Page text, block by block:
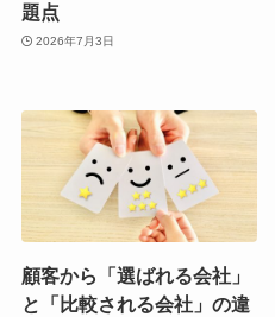
題点
2026年7月3日
顧客から「選ばれる会社」
と「比較される会社」の違